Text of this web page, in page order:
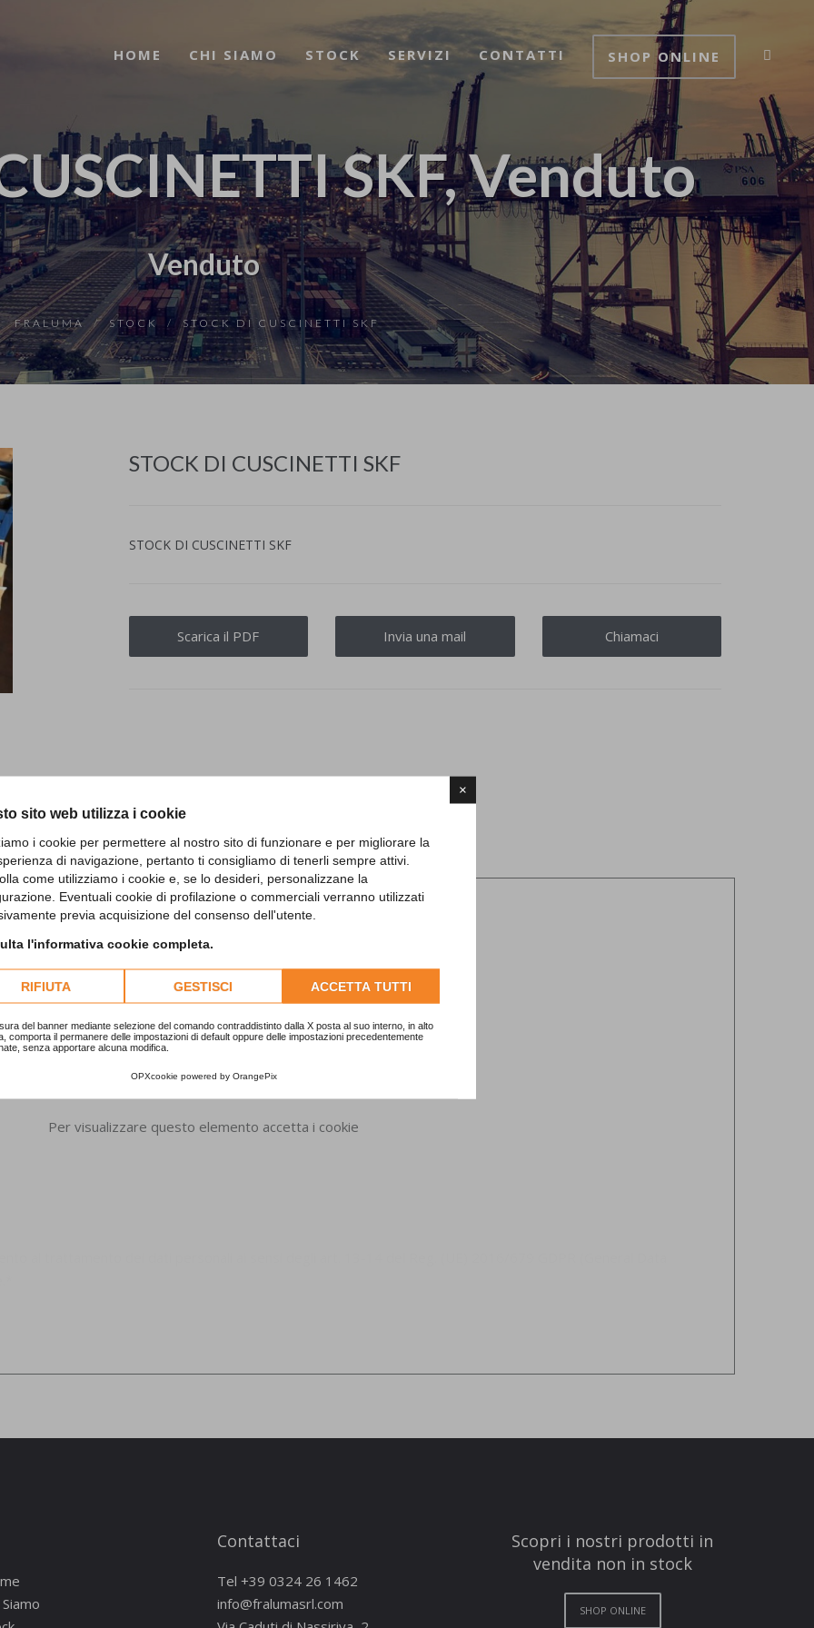
×
sito web utilizza i cookie
i cookie per permettere al nostro sito di funzionare e per migliorare la
di navigazione, pertanto ti consigliamo di tenerli sempre attivi.
come utilizziamo i cookie e, se lo desideri, personalizzane la
Eventuali cookie di profilazione o commerciali verranno utilizzati
previa acquisizione del consenso dell'utente.
l'informativa cookie completa.
RIFIUTA GESTISCI ACCETTA TUTTI
del banner mediante selezione del comando contraddistinto dalla X posta al suo interno, in alto
comporta il permanere delle impostazioni di default oppure delle impostazioni precedentemente
senza apportare alcuna modifica.
OPXcookie powered by OrangePix
HOME CHI SIAMO STOCK SERVIZI CONTATTI SHOP ONLINE
SKF, Venduto
Venduto
FRALUMA STOCK STOCK DI CUSCINETTI SKF
STOCK DI CUSCINETTI SKF
STOCK DI CUSCINETTI SKF
Scarica il PDF Invia una mail Chiamaci
Richiedi informazioni sul prodotto
Per visualizzare questo elemento accetta i cookie
Siamo
Contattaci
Tel +39 0324 26 1462
info@fralumasrl.com
Scopri i nostri prodotti in
vendita non in stock
SHOP ONLINE